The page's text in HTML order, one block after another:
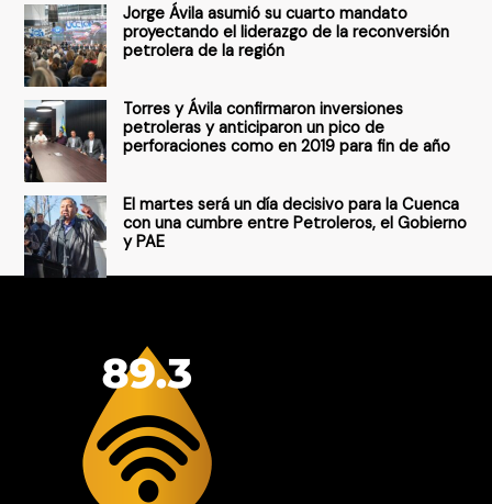
:
Jorge Ávila asumió su cuarto mandato
proyectando el liderazgo de la reconversión
petrolera de la región
Torres y Ávila confirmaron inversiones
petroleras y anticiparon un pico de
perforaciones como en 2019 para fin de año
El martes será un día decisivo para la Cuenca
con una cumbre entre Petroleros, el Gobierno
y PAE